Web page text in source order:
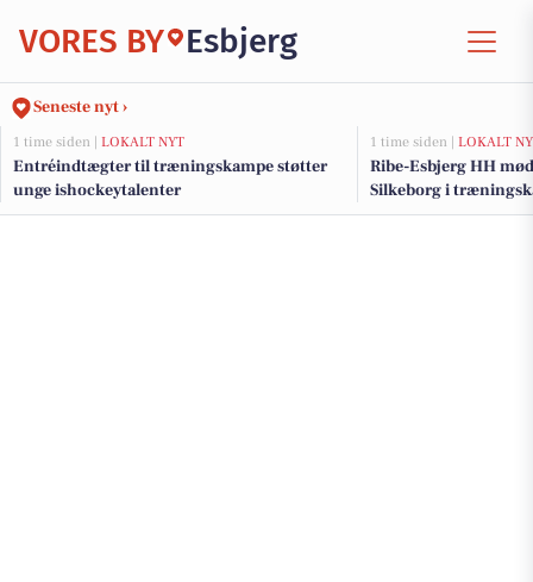
VORES BY Esbjerg
Seneste nyt ›
1 time siden | LOKALT NYT
Entréindtægter til træningskampe støtter
unge ishockeytalenter
1 time siden | LOKALT
Ribe-Esbjerg HH
Silkeborg i